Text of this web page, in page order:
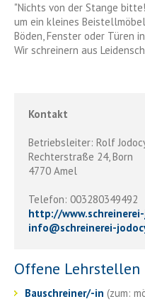
"Nichts von der Stange
um ein kleines
Böden, Fenster oder Türen
Wir schreinern aus
Kontakt
Betriebsleiter: Rolf
Rechterstraße 24, Born
4770 Amel
Telefon: 003280349492
http://
info@schreinerei-
Offene Lehrstellen
Bauschreiner/-in (zum: